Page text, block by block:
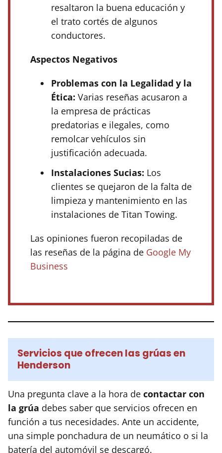
resaltaron la buena educación y
el trato cortés de algunos
conductores.
Aspectos Negativos
Problemas con la Legalidad y la
Ética: Varias reseñas acusaron a
la empresa de prácticas
predatorias e ilegales, como
remolcar vehículos sin
justificación adecuada.
Instalaciones Sucias: Los
clientes se quejaron de la falta de
limpieza y mantenimiento en las
instalaciones de Titan Towing.
Las opiniones fueron recopiladas de
las reseñas de la página de Google My
Business
Servicios que ofrecen las grúas en
Henderson
Una pregunta clave a la hora de contactar con
la grúa debes saber que servicios ofrecen en
función a tus necesidades. Ante un accidente,
una simple ponchadura de un neumático o si la
batería del automóvil se descargó.